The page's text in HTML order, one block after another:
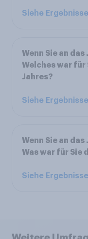
Siehe Ergebnisse
Wenn Sie an
Welches war für
Jahres?
Siehe Ergebnisse
Wenn Sie an
Was war für Sie
Siehe Ergebnisse